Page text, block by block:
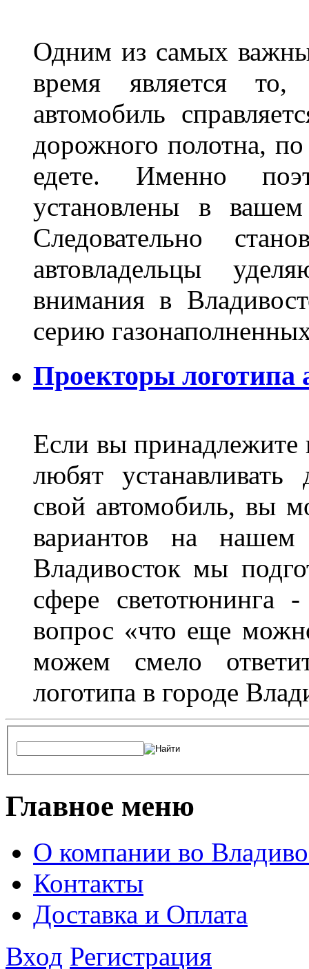
Одним из самых
время является то,
автомобиль
дорожного полотна,
едете. Именно
установлены в
Следовательно
автовладельцы
внимания в
серию
Проекторы логотипа
Если вы принадлежите
любят устанавливать
свой автомобиль, вы
вариантов на
Владивосток мы
сфере светотюнинга
вопрос «что еще
можем смело
логотипа в городе
Главное меню
О компании во
Контакты
Доставка и Оплата
Вход Регистрация